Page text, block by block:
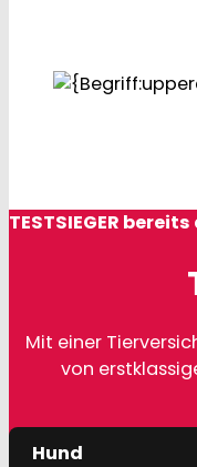
TESTSIEGER
Mit einer
von
Hund